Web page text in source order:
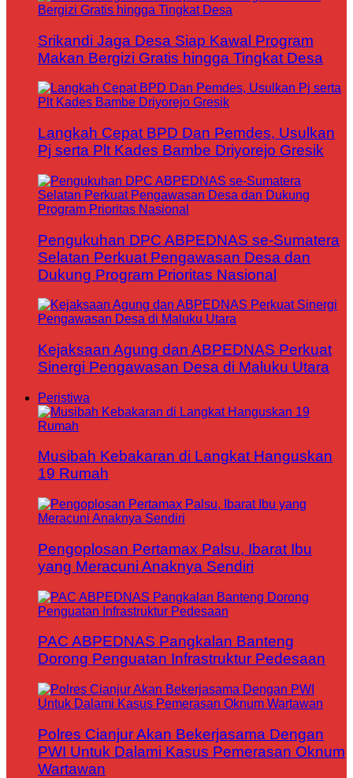
Srikandi Jaga Desa Siap Kawal Program
Makan Bergizi Gratis hingga Tingkat Desa
Langkah Cepat BPD Dan Pemdes, Usulkan
Pj serta Plt Kades Bambe Driyorejo Gresik
Pengukuhan DPC ABPEDNAS se-Sumatera
Selatan Perkuat Pengawasan Desa dan
Dukung Program Prioritas Nasional
Kejaksaan Agung dan ABPEDNAS Perkuat
Sinergi Pengawasan Desa di Maluku Utara
Peristiwa
Musibah Kebakaran di Langkat Hanguskan
19 Rumah
Pengoplosan Pertamax Palsu, Ibarat Ibu
yang Meracuni Anaknya Sendiri
PAC ABPEDNAS Pangkalan Banteng
Dorong Penguatan Infrastruktur Pedesaan
Polres Cianjur Akan Bekerjasama Dengan
PWI Untuk Dalami Kasus Pemerasan Oknum
Wartawan